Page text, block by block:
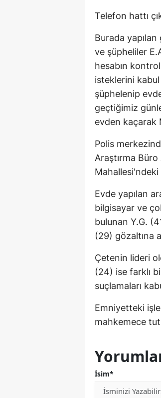
Telefon hattı
Burada
ve şüpheliler
hesabın
isteklerini
şüphelenip
geçtiğimiz
evden kaçarak
Polis
Araştırma
Evde yapılan
bilgisayar ve
bulunan Y.G.
(29) gözaltına
Çetenin lideri
(24) ise farklı
suçlamaları
Emniyetteki
mahkemece
İsim*